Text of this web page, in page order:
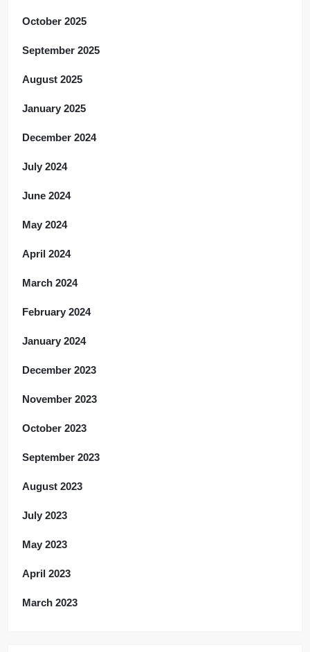
October 2025
September 2025
August 2025
January 2025
December 2024
July 2024
June 2024
May 2024
April 2024
March 2024
February 2024
January 2024
December 2023
November 2023
October 2023
September 2023
August 2023
July 2023
May 2023
April 2023
March 2023